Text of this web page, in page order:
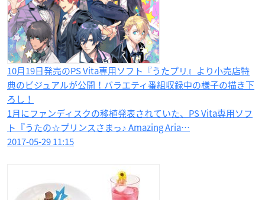
10月19日発売のPS Vita専用ソフト『うたプリ』より小売店特
典のビジュアルが公開！バラエティ番組収録中の様子の描き下
ろし！
1月にファンディスクの移植発表されていた、PS Vita専用ソフ
ト『うたの☆プリンスさまっ♪ Amazing Aria…
2017-05-29 11:15